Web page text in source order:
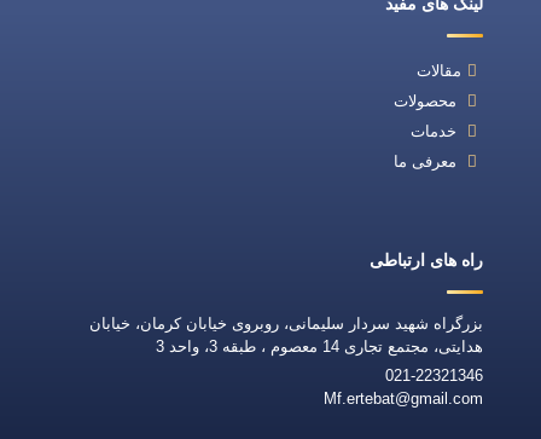
مقالات
محصولات
خدمات
معرفی ما
راه های ارتباطی
بزرگراه شهید سردار سلیمانی، روبروی خیابان کرمان، خیابان
هدایتی، مجتمع تجاری 14 معصوم ، طبقه 3، واحد 3
021-22321346
Mf.ertebat@gmail.com